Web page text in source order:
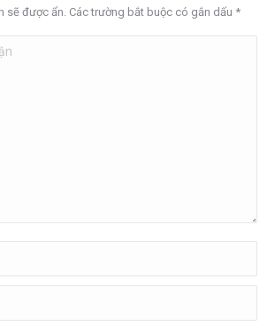
sẽ được ẩn. Các trường bắt buộc có gắn dấu *